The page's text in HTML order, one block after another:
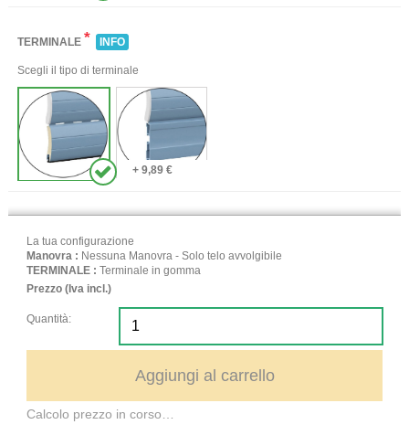
TERMINALE * INFO
Scegli il tipo di terminale
+ 9,89 €
La tua configurazione
Manovra : Nessuna Manovra - Solo telo avvolgibile
TERMINALE : Terminale in gomma
Prezzo (Iva incl.)
Quantità:
Aggiungi al carrello
Calcolo prezzo in corso…